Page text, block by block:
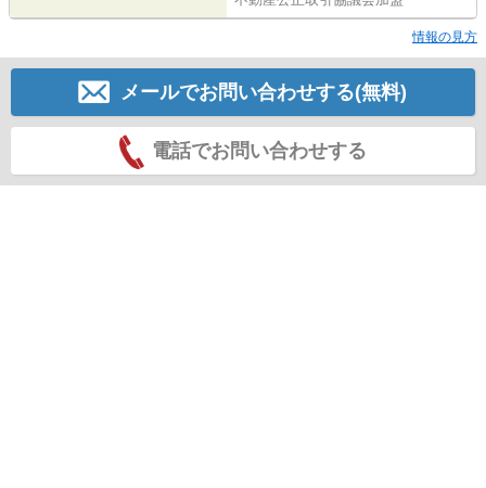
情報の見方
メールでお問い合わせする(無料)
電話でお問い合わせする